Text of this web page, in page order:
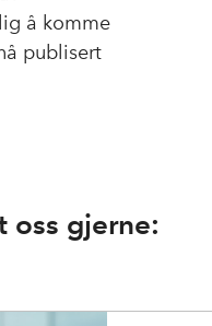
o
k
n
å komme
publisert
oss gjerne: